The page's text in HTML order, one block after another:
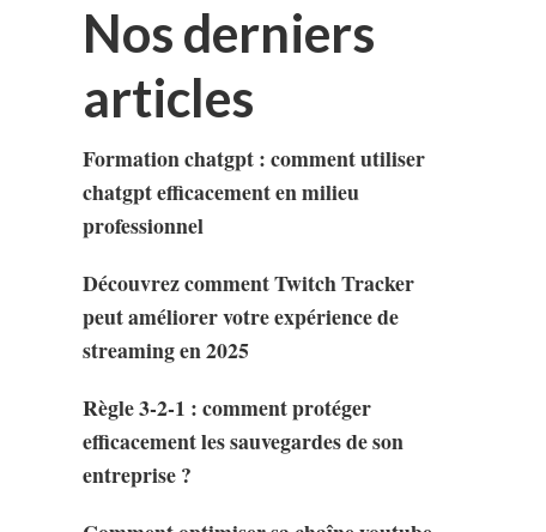
Nos derniers
articles
Formation chatgpt : comment utiliser
chatgpt efficacement en milieu
professionnel
Découvrez comment Twitch Tracker
peut améliorer votre expérience de
streaming en 2025
Règle 3-2-1 : comment protéger
efficacement les sauvegardes de son
entreprise ?